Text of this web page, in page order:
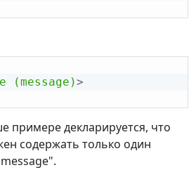
(message)>
примере декларируется, что
содержать только один